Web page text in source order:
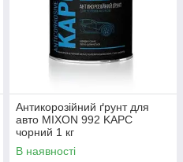
Антикорозійний ґрунт для
авто MIXON 992 KAPC
чорний 1 кг
В наявності